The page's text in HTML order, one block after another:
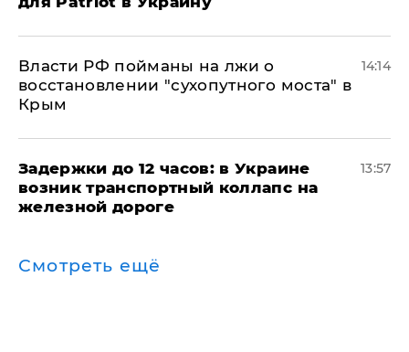
Власти РФ пойманы на лжи о
восстановлении "сухопутного моста" в
Крым
14:14
Задержки до 12 часов: в Украине
возник транспортный коллапс на
железной дороге
13:57
Смотреть ещё